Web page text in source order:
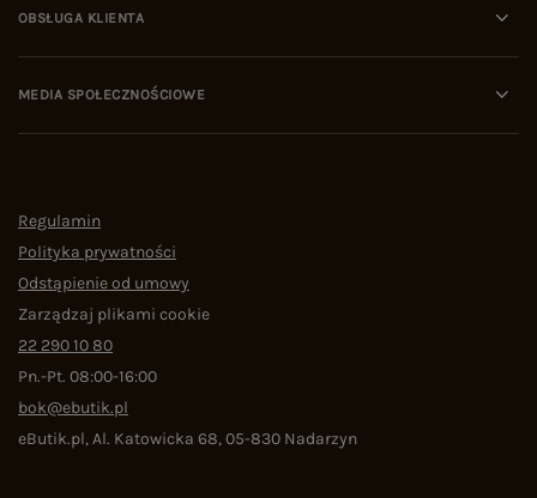
OBSŁUGA KLIENTA
MEDIA SPOŁECZNOŚCIOWE
Regulamin
Polityka prywatności
Odstąpienie od umowy
Zarządzaj plikami cookie
22 290 10 80
Pn.-Pt. 08:00-16:00
bok@ebutik.pl
eButik.pl,Al. Katowicka 68,05-830 Nadarzyn